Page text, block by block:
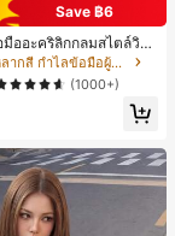
Save ฿6
ออะคริลิกกลมสไตล์วินเ
บผู้หญิง, ดีไซน์เรียบง่าย
สำหรับสวมใส่ในชีวิตปร
าสต่างๆ, ของขวัญสำหรั
ใน หลากสี กำไลข้อมือผู้หญิง
(1000+)